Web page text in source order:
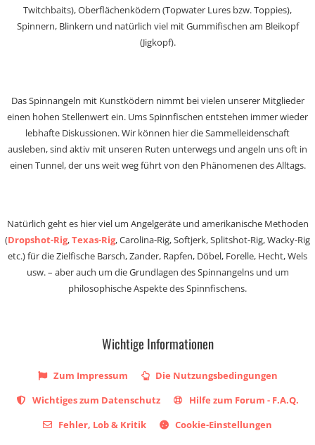
Twitchbaits), Oberflächenködern (Topwater Lures bzw. Toppies),
Spinnern, Blinkern und natürlich viel mit Gummifischen am Bleikopf
(Jigkopf).
Das Spinnangeln mit Kunstködern nimmt bei vielen unserer Mitglieder
einen hohen Stellenwert ein. Ums Spinnfischen entstehen immer wieder
lebhafte Diskussionen. Wir können hier die Sammelleidenschaft
ausleben, sind aktiv mit unseren Ruten unterwegs und angeln uns oft in
einen Tunnel, der uns weit weg führt von den Phänomenen des Alltags.
Natürlich geht es hier viel um Angelgeräte und amerikanische Methoden
(Dropshot-Rig,Texas-Rig, Carolina-Rig, Softjerk, Splitshot-Rig, Wacky-Rig
etc.) für die Zielfische Barsch, Zander, Rapfen, Döbel, Forelle, Hecht, Wels
usw. – aber auch um die Grundlagen des Spinnangelns und um
philosophische Aspekte des Spinnfischens.
Wichtige Informationen
Zum Impressum
Die Nutzungsbedingungen
Wichtiges zum Datenschutz
Hilfe zum Forum - F.A.Q.
Fehler, Lob & Kritik
Cookie-Einstellungen